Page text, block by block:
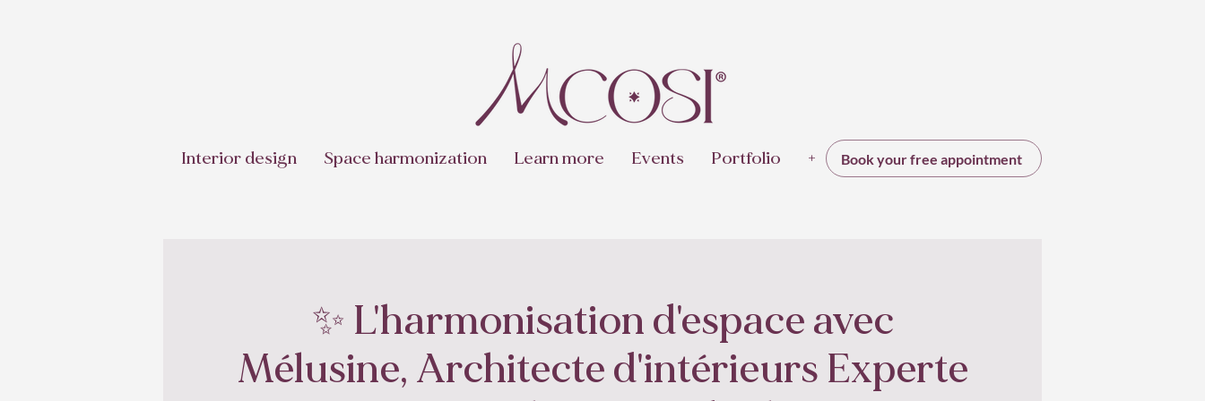
Interior design Space harmonization Learn more Events Portfolio + Book your free appointment
✨ L'harmonisation d'espace avec
Mélusine, Architecte d'intérieurs Experte